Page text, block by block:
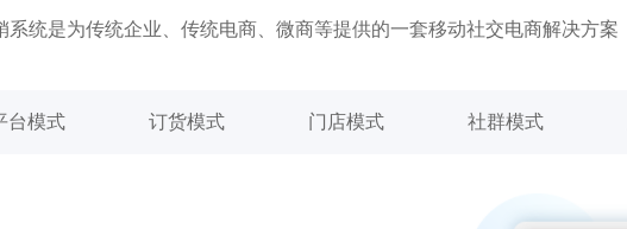
系统是为传统企业、传统电商、微商等提供的一套移动社交电商解决方案
台模式 订货模式 门店模式 社群模式